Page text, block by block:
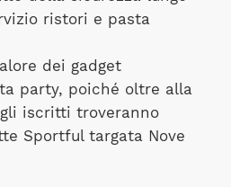
ristori e pasta
dei gadget
party, poiché oltre alla
iscritti troveranno
Sportful targata Nove